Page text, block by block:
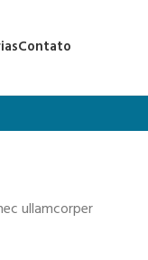
Contato
ullamcorper